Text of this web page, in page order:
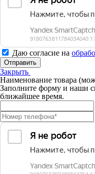
Даю согласие на
Отправить
Закрыть
Наименование товара
Заполните форму и наши
ближайшее время.